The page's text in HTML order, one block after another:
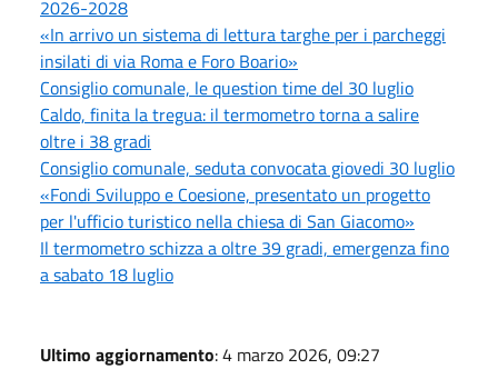
2026-2028
«In arrivo un sistema di lettura targhe per i parcheggi
insilati di via Roma e Foro Boario»
Consiglio comunale, le question time del 30 luglio
Caldo, finita la tregua: il termometro torna a salire
oltre i 38 gradi
Consiglio comunale, seduta convocata giovedi 30 luglio
«Fondi Sviluppo e Coesione, presentato un progetto
per l'ufficio turistico nella chiesa di San Giacomo»
Il termometro schizza a oltre 39 gradi, emergenza fino
a sabato 18 luglio
Ultimo aggiornamento: 4 marzo 2026, 09:27